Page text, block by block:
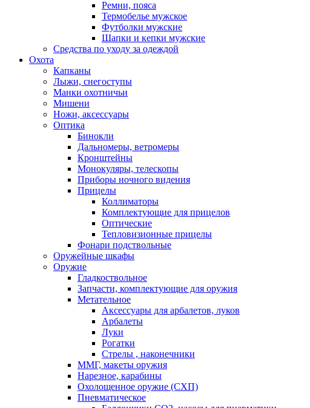
Ремни, пояса
Термобелье мужское
Футболки мужские
Шапки и кепки мужские
Средства по уходу за одеждой
Охота
Капканы
Лыжи, снегоступы
Манки охотничьи
Мишени
Ножи, аксессуары
Оптика
Бинокли
Дальномеры, ветромеры
Кронштейны
Монокуляры, телескопы
Приборы ночного видения
Прицелы
Коллиматоры
Комплектующие для прицелов
Оптические
Тепловизионные прицелы
Фонари подствольные
Оружейные шкафы
Оружие
Гладкоствольное
Запчасти, комплектующие для оружия
Метательное
Аксессуары для арбалетов, луков
Арбалеты
Луки
Рогатки
Стрелы , наконечники
ММГ, макеты оружия
Нарезное, карабины
Охолощенное оружие (СХП)
Пневматическое